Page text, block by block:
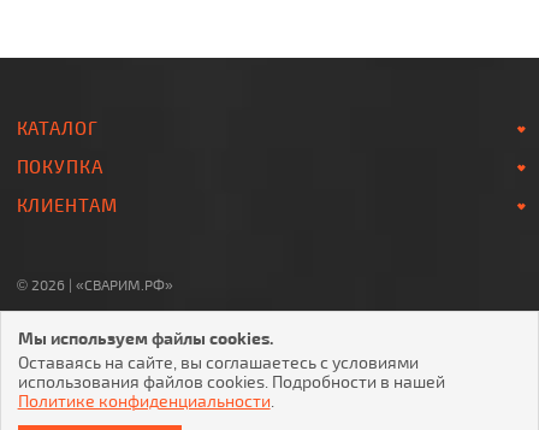
КАТАЛОГ
ПОКУПКА
КЛИЕНТАМ
© 2026 | «СВАРИМ.РФ»
8-800-700-78-07
Звонок по России БЕСПЛАТНЫЙ
Мы используем файлы cookies.
Оставаясь на сайте, вы соглашаетесь с условиями
использования файлов cookies. Подробности в нашей
Политике конфиденциальности